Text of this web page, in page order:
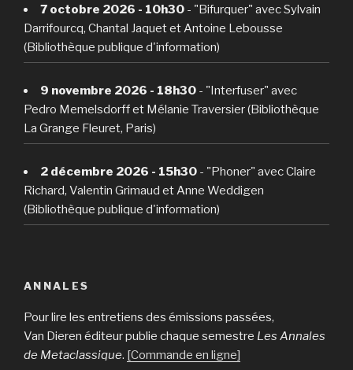
7 octobre 2026 - 10h30 - "Bifurquer" avec Sylvain
Darrifourcq, Chantal Jaquet et Antoine Lebousse
(Bibliothèque publique d'information)
9 novembre 2026 - 18h30 - "Interfuser" avec
Pedro Memelsdorff et Mélanie Traversier (Bibliothèque
La Grange Fleuret, Paris)
2 décembre 2026 - 15h30 - "Phoner" avec Claire
Richard, Valentin Grimaud et Anne Weddigen
(Bibliothèque publique d'information)
ANNALES
Pour lire les entretiens des émissions passées,
Van Dieren éditeur publie chaque semestre Les Annales
de Metaclassique. [Commande en ligne]